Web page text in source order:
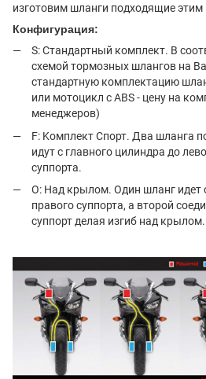
изготовим шланги подходящие
Конфигурация:
S: Стандартный комплект. В
схемой тормозных шлангов на
стандартную комплектацию
или мотоцикл с ABS - цену на
менеджеров)
F: Kомплект Спорт. Два шланга
идут c главного цилиндра до
суппорта.
O: Над крылом. Один шланг идет
правого суппорта, а второй
суппорт делая изгиб над крылом.